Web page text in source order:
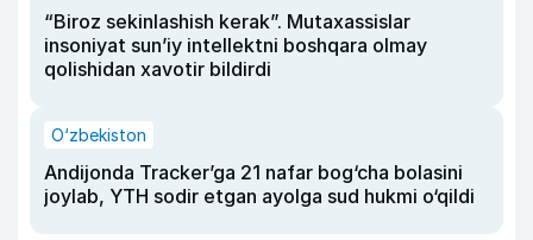
“Biroz sekinlashish kerak”. Mutaxassislar
insoniyat sun’iy intellektni boshqara olmay
qolishidan xavotir bildirdi
O‘zbekiston
Andijonda Tracker’ga 21 nafar bog‘cha bolasini
joylab, YTH sodir etgan ayolga sud hukmi o‘qildi